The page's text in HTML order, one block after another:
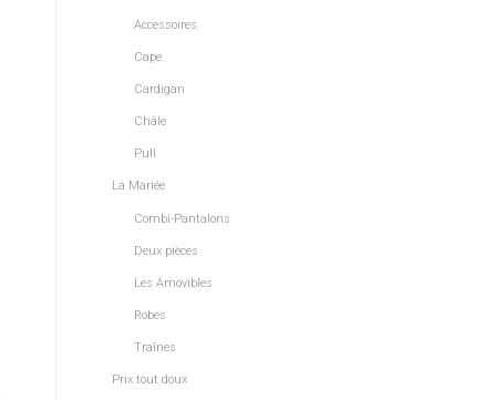
Accessoires
Cape
Cardigan
Châle
Pull
La Mariée
Combi-Pantalons
Deux pièces
Les Amovibles
Robes
Traînes
Prix tout doux